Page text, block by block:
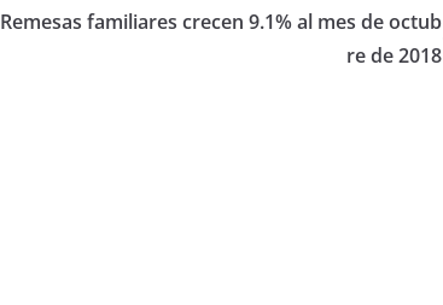
Remesas familiares crecen 9.1% al mes de octub
re de 2018